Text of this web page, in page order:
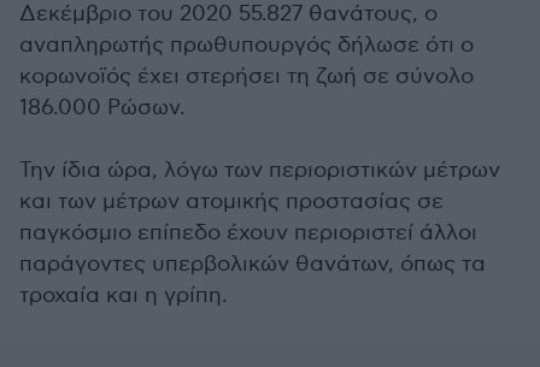
Δεκέμβριο του 2020 55.827 θανάτους, ο
αναπληρωτής πρωθυπουργός δήλωσε ότι ο
κορωνοϊός έχει στερήσει τη ζωή σε σύνολο
186.000 Ρώσων.
Την ίδια ώρα, λόγω των περιοριστικών μέτρων
και των μέτρων ατομικής προστασίας σε
παγκόσμιο επίπεδο έχουν περιοριστεί άλλοι
παράγοντες υπερβολικών θανάτων, όπως τα
τροχαία και η γρίπη.